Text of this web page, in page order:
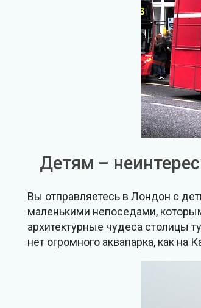
Детям –
Вы отправляетесь в Лондон с
маленькими непоседами,
архитектурные чудеса столицы
нет огромного аквапарка, как на